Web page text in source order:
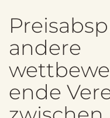
andere
ende